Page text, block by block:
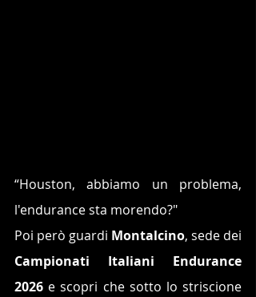
“Houston, abbiamo un problema,
l'endurance sta morendo?"
Poi però guardi Montalcino
Campionati Italiani Endurance
2026 e scopri che sotto lo striscione